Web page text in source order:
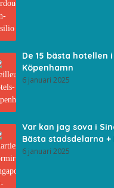
De 15 bästa hotellen i
Köpenhamn
6 januari 2025
Var kan jag sova i
Bästa stadsdelarna +
6 januari 2025